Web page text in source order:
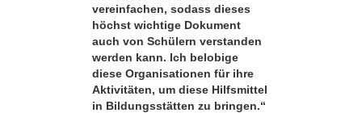
vereinfachen, sodass dieses
höchst wichtige Dokument
auch von Schülern verstanden
werden kann. Ich belobige
diese Organisationen für ihre
Aktivitäten, um diese Hilfsmittel
in Bildungsstätten zu bringen.“